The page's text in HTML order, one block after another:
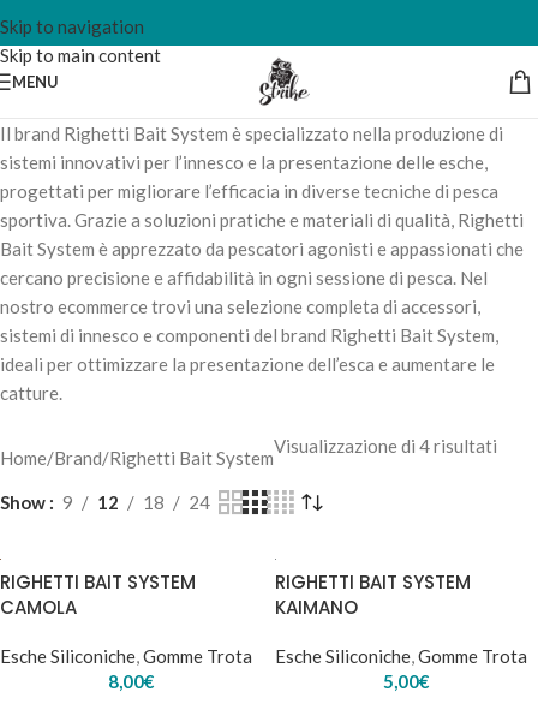
Skip to navigation
Skip to main content
MENU
Il brand Righetti Bait System è specializzato nella produzione di
sistemi innovativi per l’innesco e la presentazione delle esche,
progettati per migliorare l’efficacia in diverse tecniche di pesca
sportiva. Grazie a soluzioni pratiche e materiali di qualità, Righetti
Bait System è apprezzato da pescatori agonisti e appassionati che
cercano precisione e affidabilità in ogni sessione di pesca. Nel
nostro ecommerce trovi una selezione completa di accessori,
sistemi di innesco e componenti del brand Righetti Bait System,
ideali per ottimizzare la presentazione dell’esca e aumentare le
catture.
Home Brand Righetti Bait System
Visualizzazione di 4 risultati
Show 9 12 18 24
RIGHETTI BAIT SYSTEM
CAMOLA
Esche Siliconiche,Gomme Trota
8,00€
RIGHETTI BAIT SYSTEM
KAIMANO
Esche Siliconiche,Gomme Trota
5,00€